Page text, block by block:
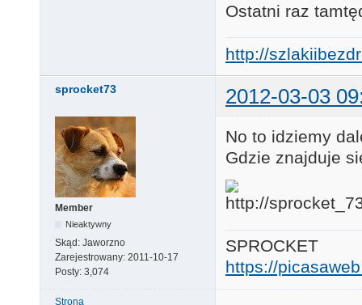
Ostatni raz
http://
sprocket73 2012-03-03
Member
Nieaktywny
Skąd: Jaworzno
Zarejestrowany: 2011-10-17
Posty: 3,074
No to idziemy
Gdzie znajduje
SPROCKET
https://
Strona